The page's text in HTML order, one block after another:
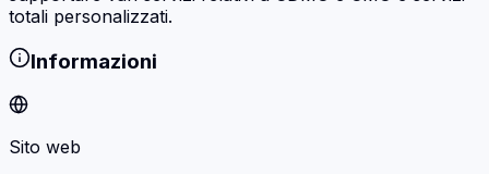
totali personalizzati.
Informazioni
Sito web